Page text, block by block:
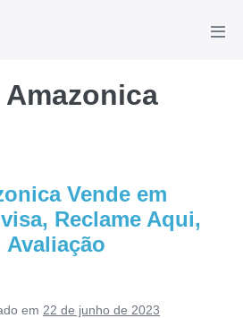
Amazonica
Vende em
Reclame Aqui,
Avaliação
em 22 de junho de 2023